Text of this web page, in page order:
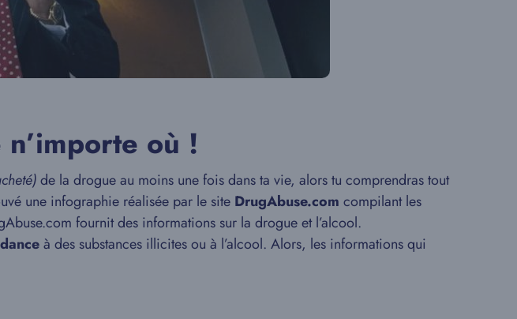
où !
de la drogue au moins une fois dans ta vie, alors tu comprendras tout
une infographie réalisée par le site DrugAbuse.com compilant les
fournit des informations sur la drogue et l’alcool.
à des substances illicites ou à l’alcool. Alors, les informations qui